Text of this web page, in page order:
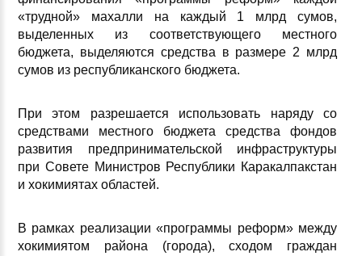
«трудной» махалли на каждый 1 млрд сумов,
выделенных из соответствующего местного
бюджета, выделяются средства в размере 2 млрд
сумов из республиканского бюджета.
При этом разрешается использовать наряду со
средствами местного бюджета средства фондов
развития предпринимательской инфраструктуры
при Совете Министров Республики Каракалпакстан
и хокимиятах областей.
В рамках реализации «программы реформ» между
хокимиятом района (города), сходом граждан